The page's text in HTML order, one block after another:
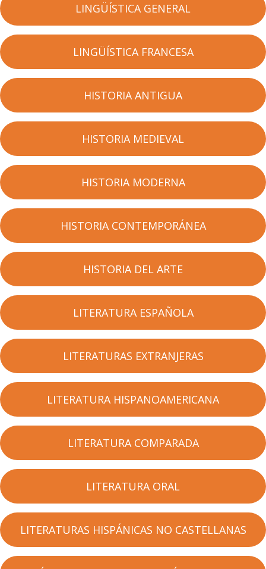
LINGÜÍSTICA GENERAL
LINGÜÍSTICA FRANCESA
HISTORIA ANTIGUA
HISTORIA MEDIEVAL
HISTORIA MODERNA
HISTORIA CONTEMPORÁNEA
HISTORIA DEL ARTE
LITERATURA ESPAÑOLA
LITERATURAS EXTRANJERAS
LITERATURA HISPANOAMERICANA
LITERATURA COMPARADA
LITERATURA ORAL
LITERATURAS HISPÁNICAS NO CASTELLANAS